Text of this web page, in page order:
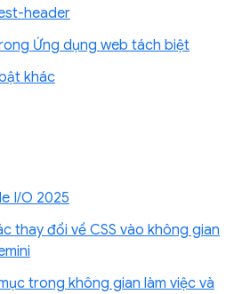
header
Ứng dụng web tách biệt
khác
I/O 2025
thay đổi về CSS vào không gian
trong không gian làm việc và